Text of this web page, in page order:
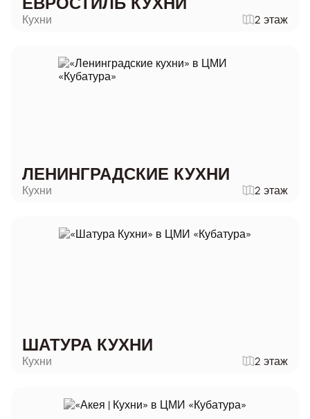
Кухни 2 этаж
ЛЕНИНГРАДСКИЕ КУХНИ
Кухни 2 этаж
ШАТУРА КУХНИ
Кухни 2 этаж